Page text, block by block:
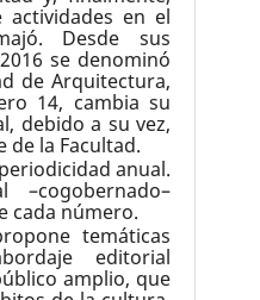
en el
Desde sus
se denominó
de Arquitectura,
14, cambia su
debido a su vez,
de la Facultad.
anual.
cada número.
temáticas
editorial
amplio, que